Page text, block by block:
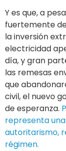
Y es que, a
fuertemente
la inversión
electricidad
día, y gran
las remesas
que
civil, el nuevo
de esperanza.
representa
autoritarismo,
régimen.